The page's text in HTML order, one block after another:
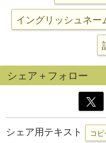
イングリッシュネー
シェア＋フォロー
シェア用テキスト コピ